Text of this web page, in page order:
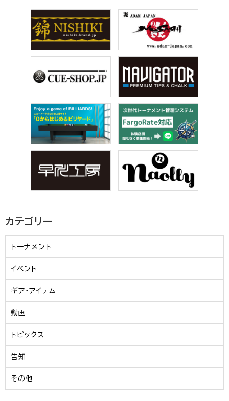
カテゴリー
トーナメント
イベント
ギア・アイテム
動画
トピックス
告知
その他